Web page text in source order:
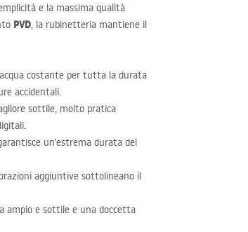
e la massima qualità
PVD, la rubinetteria mantiene il
costante per tutta la durata
accidentali.
sottile, molto pratica
un’estrema durata del
aggiuntive sottolineano il
ampio e sottile e una doccetta